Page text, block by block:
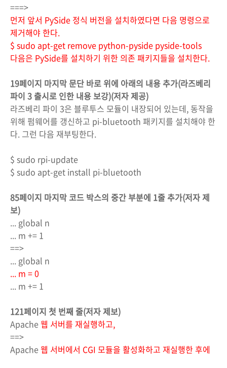
===>
먼저 앞서 PySide 정식 버전을 설치하였다면 다음 명령으로
제거해야 한다.
$ sudo apt-get remove python-pyside pyside-tools
다음은 PySide를 설치하기 위한 의존 패키지들을 설치한다.
19페이지 마지막 문단 바로 위에 아래의 내용 추가(라즈베리
파이 3 출시로 인한 내용 보강)(저자 제공)
라즈베리 파이 3은 블루투스 모듈이 내장되어 있는데, 동작을
위해 펌웨어를 갱신하고 pi-bluetooth 패키지를 설치해야 한
다. 그런 다음 재부팅한다.
$ sudo rpi-update
$ sudo apt-get install pi-bluetooth
85페이지 마지막 코드 박스의 중간 부분에 1줄 추가(저자 제
보)
... global n
... m += 1
==>
... global n
... m = 0
... m += 1
121페이지 첫 번째 줄(저자 제보)
Apache웹 서버를 재실행하고,
==>
Apache웹 서버에서 CGI 모듈을 활성화하고 재실행한 후에